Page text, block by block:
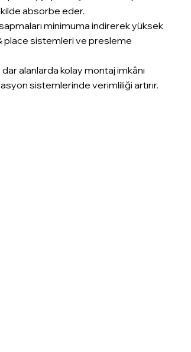
absorbe eder.
minimuma indirerek yüksek
place sistemleri ve presleme
alanlarda kolay montaj imkânı
sistemlerinde verimliliği artırır.